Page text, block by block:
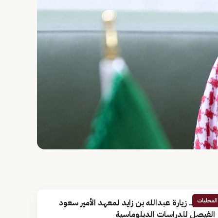
المحليات
بالصور.. زيارة عبدالله بن زايد لمعهد الأمير سعود
الفيصل للدراسات الدبلوماسية